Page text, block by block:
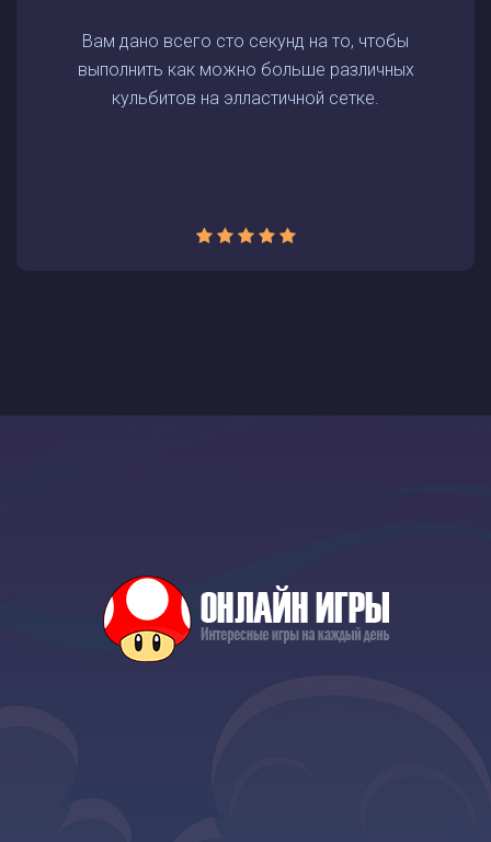
Вам дано всего сто секунд на то, чтобы
выполнить как можно больше различных
кульбитов на элластичной сетке.